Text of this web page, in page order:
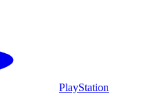
PlayStation